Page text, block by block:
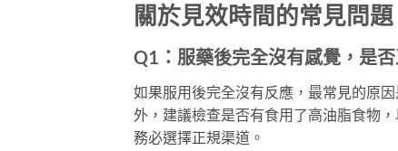
關於見效時間的常見問題
Q1：服藥後完全沒有感覺，是否
如果服用後完全沒有反應，最常見的原
外，建議檢查是否有食用了高油脂食物
務必選擇正規渠道。